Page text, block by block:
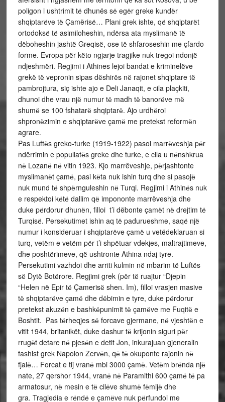
poligon i ushtrimit tё dhunës sё egёr greke kundёr
shqiptarёve tё Çamërisё… Plani grek ishte, qё shqiptarёt
ortodoksё tё asimiloheshin, ndёrsa ata myslimanё tё
dёboheshin jashtё Greqisё, ose tё shfaroseshin me çfardo
forme. Evropa pёr kёto ngjarje tragjike nuk tregoi ndonjё
ndjeshmёri. Regjimi i Athines lejoi bandat e kriminelёve
grekё tё vepronin sipas dёshirёs nё rajonet shqiptare tё
pambrojtura, siç ishte ajo e Deli Janaqit, e cila plaçkiti,
dhunoi dhe vrau njё numur tё madh tё banorёve mё
shumё se 100 fshatarё shqiptarё. Ajo urdhёroi
shpronёzimin e shqiptarёve çamё me pretekst reformёn
agrare.
Pas Luftёs greko-turke (1919-1922) pasoi marrёveshja pёr
ndërrimin e popullatёs greke dhe turke, e cila u nёnshkrua
nё Lozanё nё vitin 1923. Kjo marrëveshje, pёrjashtonte
myslimanёt çamё, pasi kёta nuk ishin turq dhe si pasojё
nuk mund tё shpёrnguleshin nё Turqi. Regjimi i Athinёs nuk
e respektoi kёtё dallim qё impononte marrëveshja dhe
duke pёrdorur dhunёn, filloi t’i dëbonte çamёt nё drejtim tё
Turqisё. Persekutimet ishin aq tё padurueshme, saqё njё
numur i konsideruar i shqiptarёve çamё u vetëdeklaruan si
turq, vetёm e vetёm pёr t’i shpёtuar vdekjes, maltrajtimeve,
dhe poshtёrimeve, qё ushtronte Athina ndaj tyre.
Persekutimi vazhdoi dhe arriti kulmin nё mbarim tё Luftёs
sё Dytё Botёrore. Regjimi grek (pёr tё ruajtur “Djepin
“Helen në Epir tё Çamerisё shen. Im), filloi vrasjen masive
tё shqiptarёve çamё dhe dёbimin e tyre, duke pёrdorur
pretekst akuzёn e bashkёpunimit tё çamёve me Fuqitё e
Boshtit. Pas tёrheqjes sё forcave gjermane, nё vjeshtёn e
vitit 1944, britanikët, duke dashur tё krijonin siguri pёr
rrugёt detare nё pjesёn e detit Jon, inkurajuan gjeneralin
fashist grek Napolon Zervёn, qё tё okuponte rajonin nё
fjalё… Forcat e tij vranё mbi 3000 çamё. Vetёm brёnda njё
nate, 27 qershor 1944, vranё nё Paramithi 600 çamё tё pa
armatosur, nё mesin e tё cilёve shumё fёmijё dhe
gra. Tragjedia e rёndё e çamёve nuk pёrfundoi me